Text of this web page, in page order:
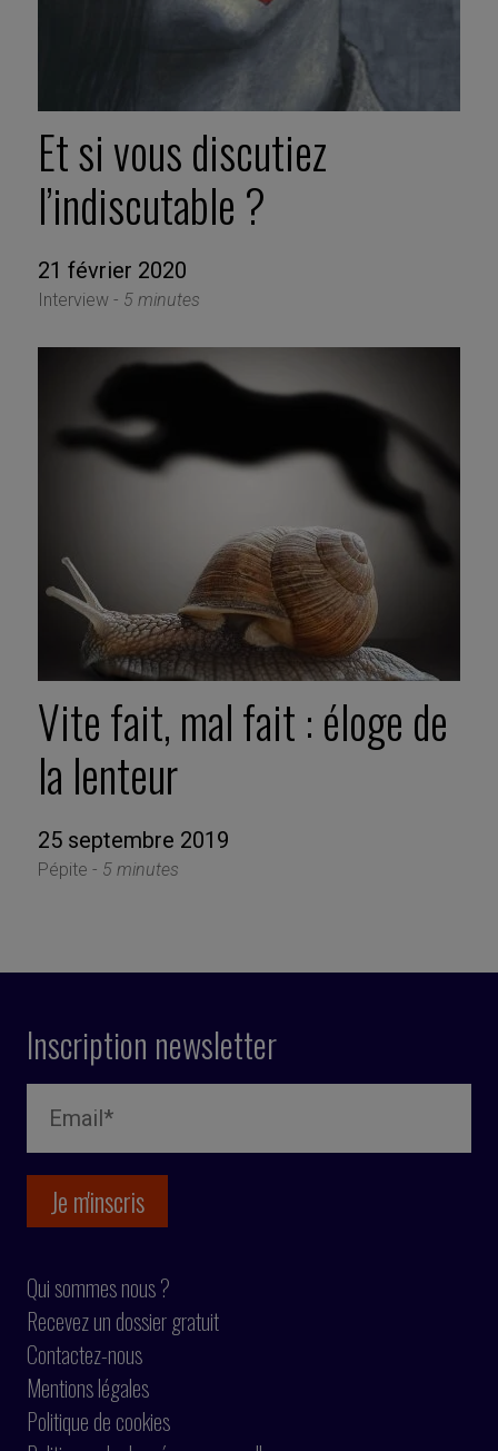
Et si vous discutiez
l’indiscutable ?
21 février 2020
Interview - 5 minutes
Vite fait, mal fait : éloge de
la lenteur
25 septembre 2019
Pépite - 5 minutes
Inscription newsletter
Qui sommes nous ?
Recevez un dossier gratuit
Contactez-nous
Mentions légales
Politique de cookies